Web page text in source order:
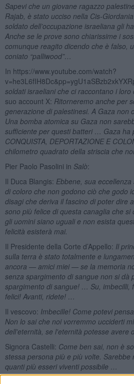
Sapevi che un giovane ragazzo
Rajab, è stato ucciso nella Cis-
soldato dell’occupazione israeliana gli
Anche se le prove sono chiarissime i
comunque reagito dicendo che è falso,
coniato “palliwood”…
In https://www.youtube.com/watch?
soldati israeliani che ci raccontano i loro
suo account X: Ritorneremo anche per
generazione di palestinesi. A Gaza non
Una bomba atomica su Gaza non
sufficiente per questi batteri … Gaza ha
CONQUISTA, DEPORTAZIONE E
chilometro quadrato della striscia che
Pier Paolo Pasolini in Salò:
Il Duca Blangis: Ebbene, sua
di coloro che non godono ciò che godo
disagi che deriva il fascino di poter dire
sono più felice di questa canaglia che si
gli uomini siano uguali e non esista
felicità esisterà mai.
Il Presidente della Corte d’Appello: Il
sulla terra è stato totalmente e
ancora — amici miei — se la memoria
senza spargimento di sangue non si dà
spargimento di sangue! … Su, imbecilli,
felici! Avanti, ridete! …
Il vescovo: Imbecille! Come potevi
Non lo sai che noi vorremmo ucciderti
dell'eternità, se l'eternità potesse avere
Signora Castelli: Come ben sai, non è
stessa persona più e più volte. Sarebbe
quanti più esseri viventi possibile …